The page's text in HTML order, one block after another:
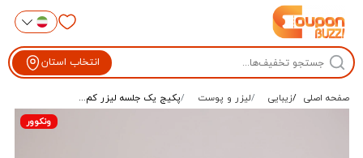
انتخاب استان
صفحه اصلی زیبایی لیزر و پوست پکیج یک جلسه لیزر کم...
ونکوور